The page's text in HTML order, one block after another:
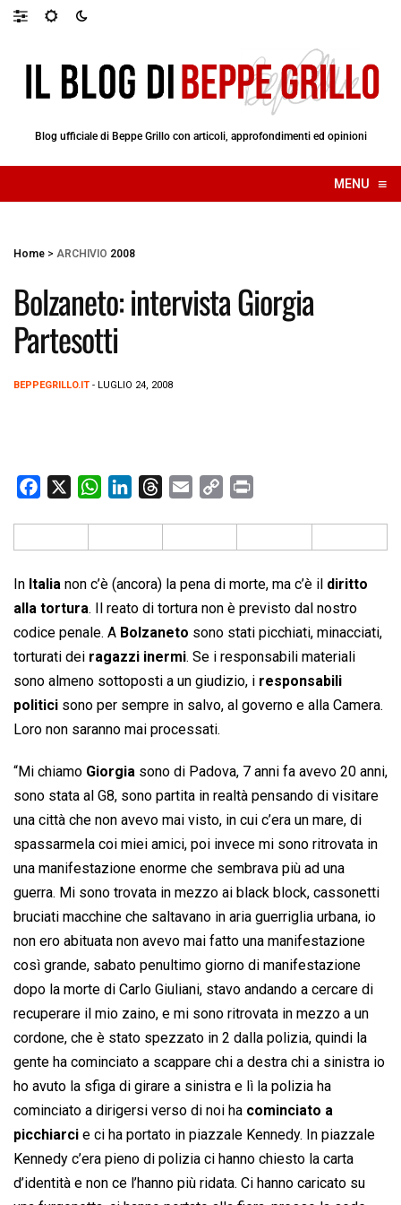
Blog ufficiale di Beppe Grillo con articoli, approfondimenti ed opinioni
MENU ≡
☰
Home > ARCHIVIO 2008
Bolzaneto: intervista Giorgia
Partesotti
BEPPEGRILLO.IT - LUGLIO 24, 2008
b
o
o
k
W
s
A
p
e
d
I
n
a
d
s
l
L
n
k
t
In Italia non c’è (ancora) la pena di morte, ma c’è il diritto
alla tortura. Il reato di tortura non è previsto dal nostro
codice penale. A Bolzaneto sono stati picchiati, minacciati,
torturati dei ragazzi inermi. Se i responsabili materiali
sono almeno sottoposti a un giudizio, i responsabili
politici sono per sempre in salvo, al governo e alla Camera.
Loro non saranno mai processati.
“Mi chiamo Giorgia sono di Padova, 7 anni fa avevo 20 anni,
sono stata al G8, sono partita in realtà pensando di visitare
una città che non avevo mai visto, in cui c’era un mare, di
spassarmela coi miei amici, poi invece mi sono ritrovata in
una manifestazione enorme che sembrava più ad una
guerra. Mi sono trovata in mezzo ai black block, cassonetti
bruciati macchine che saltavano in aria guerriglia urbana, io
non ero abituata non avevo mai fatto una manifestazione
così grande, sabato penultimo giorno di manifestazione
dopo la morte di Carlo Giuliani, stavo andando a cercare di
recuperare il mio zaino, e mi sono ritrovata in mezzo a un
cordone, che è stato spezzato in 2 dalla polizia, quindi la
gente ha cominciato a scappare chi a destra chi a sinistra io
ho avuto la sfiga di girare a sinistra e lì la polizia ha
cominciato a dirigersi verso di noi ha cominciato a
picchiarci e ci ha portato in piazzale Kennedy. In piazzale
Kennedy c’era pieno di polizia ci hanno chiesto la carta
d’identità e non ce l’hanno più ridata. Ci hanno caricato su